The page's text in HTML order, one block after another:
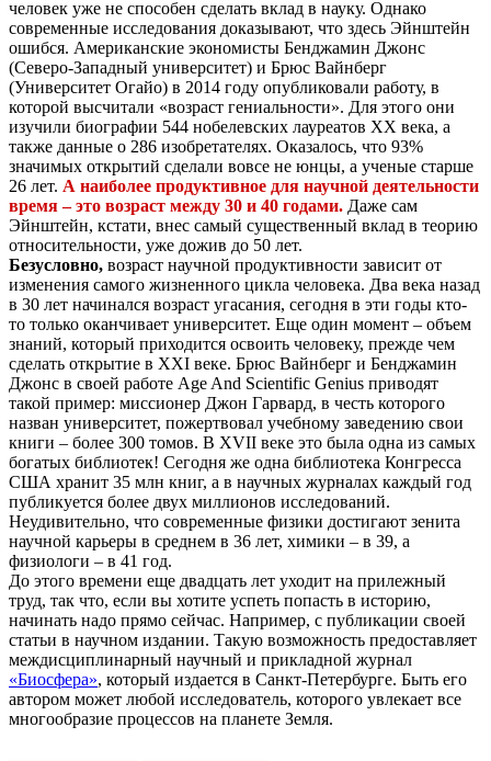
человек уже не способен сделать вклад в науку. Однако
современные исследования доказывают, что здесь Эйнштейн
ошибся. Американские экономисты Бенджамин Джонс
(Северо-Западный университет) и Брюс Вайнберг
(Университет Огайо) в 2014 году опубликовали работу, в
которой высчитали «возраст гениальности». Для этого они
изучили биографии 544 нобелевских лауреатов ХХ века, а
также данные о 286 изобретателях. Оказалось, что 93%
значимых открытий сделали вовсе не юнцы, а ученые старше
26 лет. А наиболее продуктивное для научной деятельности
время – это возраст между 30 и 40 годами. Даже сам
Эйнштейн, кстати, внес самый существенный вклад в теорию
относительности, уже дожив до 50 лет.
Безусловно, возраст научной продуктивности зависит от
изменения самого жизненного цикла человека. Два века назад
в 30 лет начинался возраст угасания, сегодня в эти годы кто-
то только оканчивает университет. Еще один момент – объем
знаний, который приходится освоить человеку, прежде чем
сделать открытие в ХХI веке. Брюс Вайнберг и Бенджамин
Джонс в своей работе Age And Scientific Genius приводят
такой пример: миссионер Джон Гарвард, в честь которого
назван университет, пожертвовал учебному заведению свои
книги – более 300 томов. В XVII веке это была одна из самых
богатых библиотек! Сегодня же одна библиотека Конгресса
США хранит 35 млн книг, а в научных журналах каждый год
публикуется более двух миллионов исследований.
Неудивительно, что современные физики достигают зенита
научной карьеры в среднем в 36 лет, химики – в 39, а
физиологи – в 41 год.
До этого времени еще двадцать лет уходит на прилежный
труд, так что, если вы хотите успеть попасть в историю,
начинать надо прямо сейчас. Например, с публикации своей
статьи в научном издании. Такую возможность предоставляет
междисциплинарный научный и прикладной журнал
«Биосфера», который издается в Санкт-Петербурге. Быть его
автором может любой исследователь, которого увлекает все
многообразие процессов на планете Земля.